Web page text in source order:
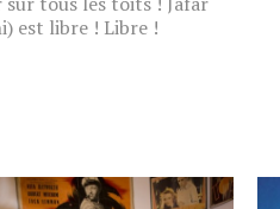
est libre ! Libre !